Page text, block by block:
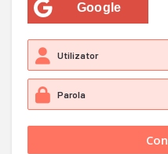
Google